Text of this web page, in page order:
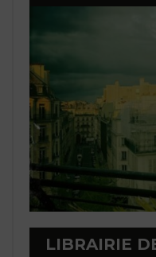
LIBRAIRIE